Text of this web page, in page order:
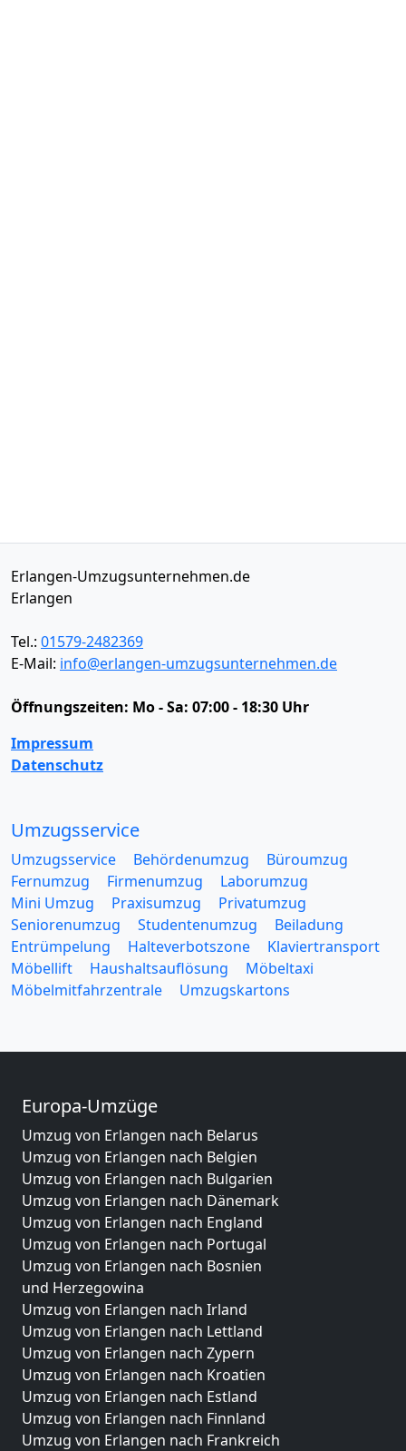
Erlangen-Umzugsunternehmen.de
Erlangen
Tel.: 01579-2482369
E-Mail: info@erlangen-umzugsunternehmen.de
Öffnungszeiten: Mo - Sa: 07:00 - 18:30 Uhr
Impressum
Datenschutz
Umzugsservice
Umzugsservice Behördenumzug
Büroumzug
Fernumzug
Firmenumzug
Laborumzug
Mini Umzug
Praxisumzug
Privatumzug
Seniorenumzug
Studentenumzug
Beiladung
Entrümpelung
Halteverbotszone
Klaviertransport
Möbellift
Haushaltsauflösung
Möbeltaxi
Möbelmitfahrzentrale
Umzugskartons
Europa-Umzüge
Umzug von Erlangen nach Belarus
Umzug von Erlangen nach Belgien
Umzug von Erlangen nach Bulgarien
Umzug von Erlangen nach Dänemark
Umzug von Erlangen nach England
Umzug von Erlangen nach Portugal
Umzug von Erlangen nach Bosnien
und Herzegowina
Umzug von Erlangen nach Irland
Umzug von Erlangen nach Lettland
Umzug von Erlangen nach Zypern
Umzug von Erlangen nach Kroatien
Umzug von Erlangen nach Estland
Umzug von Erlangen nach Finnland
Umzug von Erlangen nach Frankreich